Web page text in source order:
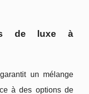
de luxe à
garantit un mélange
à des options de